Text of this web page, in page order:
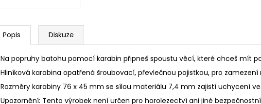
Popis Diskuze
Na popruhy batohu pomocí karabin připneš spoustu věcí, které chceš mít
Hliníková karabina opatřená šroubovací, převlečnou pojistkou, pro
Rozměry karabiny 76 x 45 mm se sílou materiálu 7,4 mm zajistí uchycení
Upozornění: Tento výrobek není určen pro horolezectví ani jiné